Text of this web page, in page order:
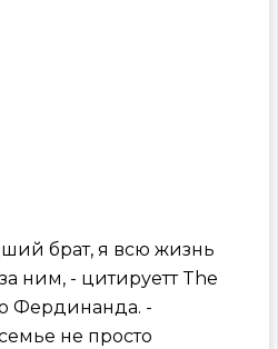
брат, я всю жизнь
ним, - цитируетт The
Фердинанда. -
не просто